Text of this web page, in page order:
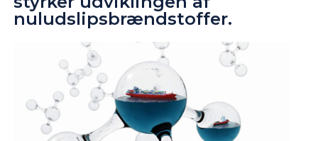
nuludslipsbrændstoffer.